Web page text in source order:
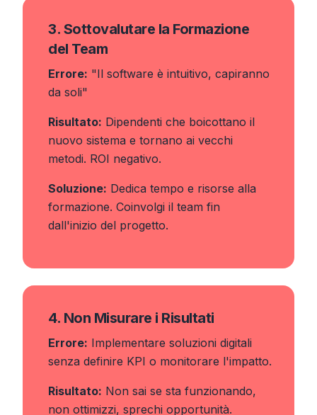
3. Sottovalutare la Formazione
del Team
Errore: "Il software è intuitivo, capiranno
da soli"
Risultato: Dipendenti che boicottano il
nuovo sistema e tornano ai vecchi
metodi. ROI negativo.
Soluzione: Dedica tempo e risorse alla
formazione. Coinvolgi il team fin
dall'inizio del progetto.
4. Non Misurare i Risultati
Errore: Implementare soluzioni digitali
senza definire KPI o monitorare l'impatto.
Risultato: Non sai se sta funzionando,
non ottimizzi, sprechi opportunità.